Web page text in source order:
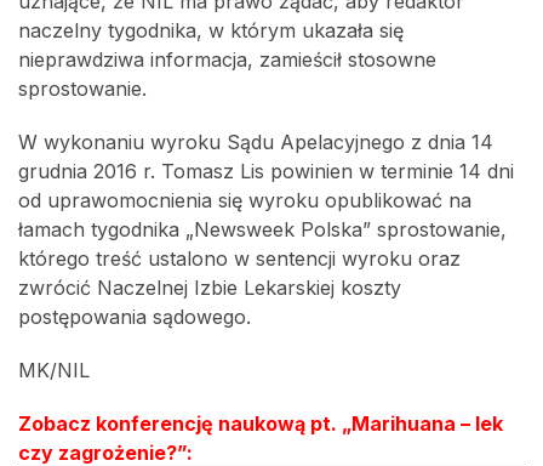
naczelny tygodnika, w którym ukazała się
nieprawdziwa informacja, zamieścił stosowne
sprostowanie.
W wykonaniu wyroku Sądu Apelacyjnego z dnia 14
grudnia 2016 r. Tomasz Lis powinien w terminie 14 dni
od uprawomocnienia się wyroku opublikować na
łamach tygodnika „Newsweek Polska” sprostowanie,
którego treść ustalono w sentencji wyroku oraz
zwrócić Naczelnej Izbie Lekarskiej koszty
postępowania sądowego.
MK/NIL
Zobacz konferencję naukową pt. „Marihuana – lek
czy zagrożenie?”: